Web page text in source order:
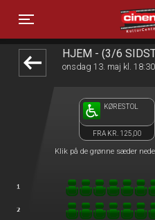
Toggle navigation
HJEM - (3/6
onsdag 13. maj kl. 18:30
KØRESTOL
FRA KR. 125,00
Klik på de grønne sæder
front05-